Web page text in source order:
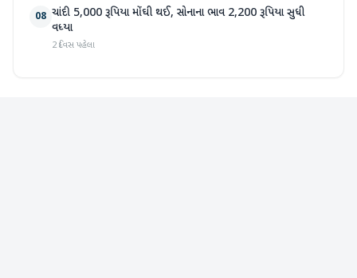
08 ચાંદી 5,000 રૂપિયા મોંઘી થઈ, સોનાના ભાવ 2,200 રૂપિયા સુધી
વધ્યા
2 દિવસ પહેલા